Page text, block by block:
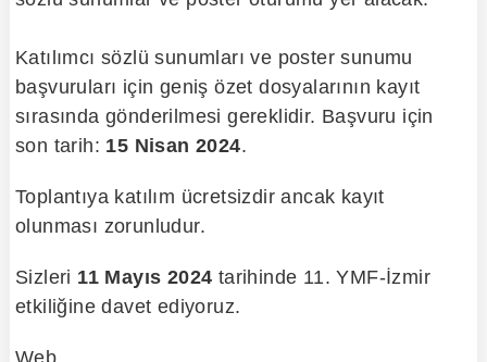
Katılımcı sözlü sunumları ve poster sunumu
başvuruları için geniş özet dosyalarının kayıt
sırasında gönderilmesi gereklidir. Başvuru için
son tarih: 15 Nisan 2024.
Toplantıya katılım ücretsizdir ancak kayıt
olunması zorunludur.
Sizleri 11 Mayıs 2024 tarihinde 11. YMF-İzmir
etkiliğine davet ediyoruz.
Web